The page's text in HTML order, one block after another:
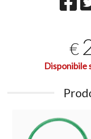
€
Disponibile